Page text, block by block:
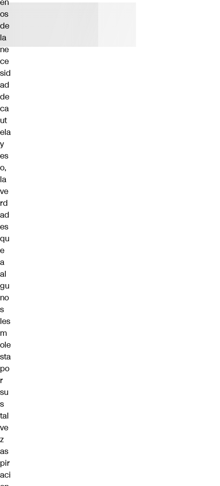
os
de
la
ne
ce
sid
ad
de
ca
ut
ela
y
es
o,
la
ve
rd
ad
es
qu
e
a
al
gu
no
s
les
m
ole
sta
po
r
su
s
tal
ve
z
as
pir
aci